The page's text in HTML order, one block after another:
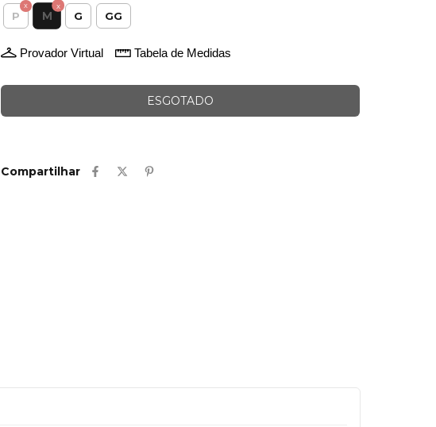
P M G GG
Provador Virtual Tabela de Medidas
Compartilhar